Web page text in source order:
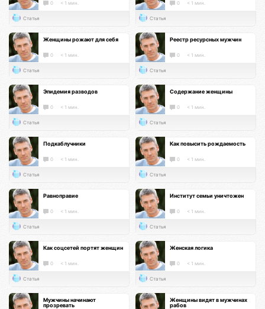
0 < 1 мин.
Статья
0 < 1 мин.
Статья
Женщины рожают для себя
0 < 1 мин.
Статья
Реестр ресурсных мужчин
0 < 1 мин.
Статья
Эпидемия разводов
0 < 1 мин.
Статья
Содержание женщины
0 < 1 мин.
Статья
Подкаблучники
0 < 1 мин.
Статья
Как повысить рождаемость
0 < 1 мин.
Статья
Равноправие
0 < 1 мин.
Статья
Институт семьи уничтожен
0 < 1 мин.
Статья
Как соцсетей портят женщин
0 < 1 мин.
Статья
Женская логика
0 < 1 мин.
Статья
Мужчины начинают
прозревать
Женщины видят в мужчинах
рабов